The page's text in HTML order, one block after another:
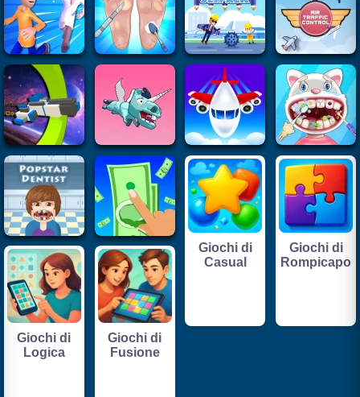
Giochi di
Casual
Giochi di
Rompicapo
Giochi di
Logica
Giochi di
Fusione